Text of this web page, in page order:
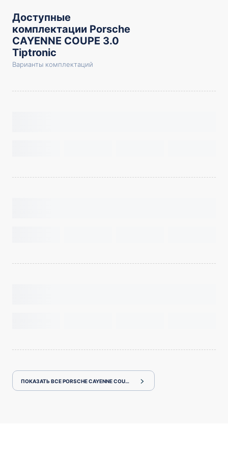
Доступные
комплектации Porsche
CAYENNE COUPE 3.0
Tiptronic
Варианты комплектаций
ПОКАЗАТЬ ВСЕ PORSCHE CAYENNE COUPE PO536